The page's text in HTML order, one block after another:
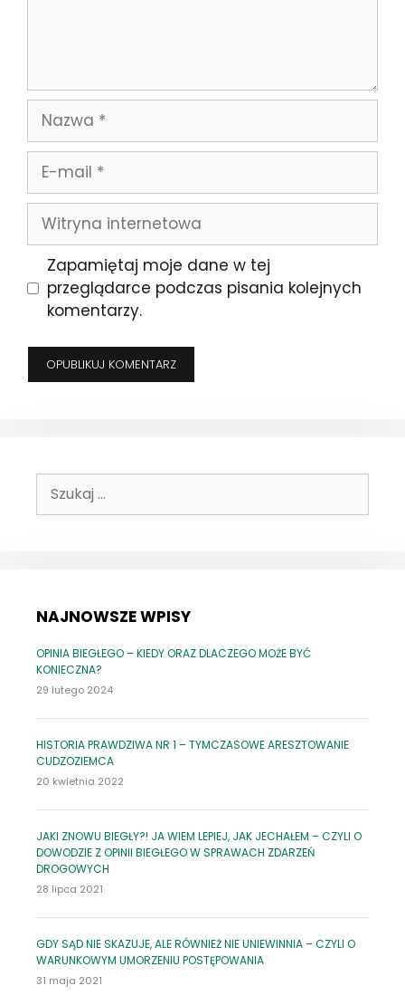
Nazwa
mail
Witryna
internetowa
Zapamiętaj moje dane w tej
przeglądarce podczas pisania kolejnych
komentarzy.
Szukaj:
NAJNOWSZE WPISY
OPINIA BIEGŁEGO – KIEDY ORAZ DLACZEGO MOŻE BYĆ
KONIECZNA?
29 lutego 2024
HISTORIA PRAWDZIWA NR 1 – TYMCZASOWE ARESZTOWANIE
CUDZOZIEMCA
20 kwietnia 2022
JAKI ZNOWU BIEGŁY?! JA WIEM LEPIEJ, JAK JECHAŁEM – CZYLI O
DOWODZIE Z OPINII BIEGŁEGO W SPRAWACH ZDARZEŃ
DROGOWYCH
28 lipca 2021
GDY SĄD NIE SKAZUJE, ALE RÓWNIEŻ NIE UNIEWINNIA – CZYLI O
WARUNKOWYM UMORZENIU POSTĘPOWANIA
31 maja 2021